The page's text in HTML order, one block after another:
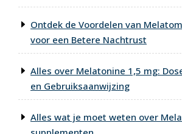
Ontdek de Voordelen van
voor een Betere Nachtrust
Alles over Melatonine 1,5 mg:
en Gebruiksaanwijzing
Alles wat je moet weten over